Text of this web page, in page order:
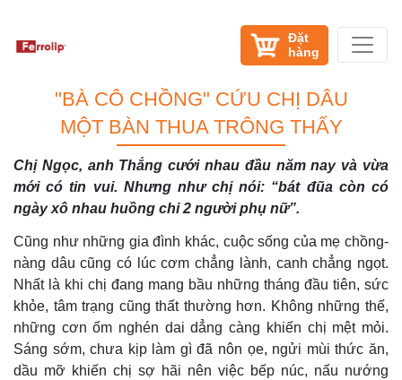
Đặt
hàng
"BÀ CÔ CHỒNG" CỨU CHỊ DÂU
MỘT BÀN THUA TRÔNG THẤY
Chị Ngọc, anh Thắng cưới nhau đầu năm nay và vừa
mới có tin vui. Nhưng như chị nói: “bát đũa còn có
ngày xô nhau huồng chi 2 người phụ nữ”.
Cũng như những gia đình khác, cuộc sống của mẹ chồng-
nàng dâu cũng có lúc cơm chẳng lành, canh chẳng ngọt.
Nhất là khi chị đang mang bầu những tháng đầu tiên, sức
khỏe, tâm trạng cũng thất thường hơn. Không những thế,
những cơn ốm nghén dai dẳng càng khiến chị mệt mỏi.
Sáng sớm, chưa kịp làm gì đã nôn ọe, ngửi mùi thức ăn,
dầu mỡ khiến chị sợ hãi nên việc bếp núc, nấu nướng